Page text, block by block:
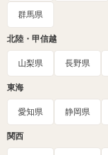
群馬県
北陸・甲信越
山梨県 長野県
東海
愛知県 静岡県
関西